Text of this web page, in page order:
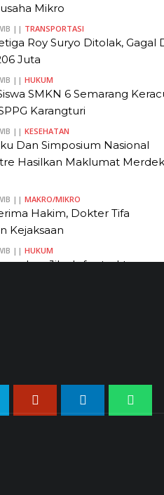
Mikro
|| TRANSPORTASI
Roy Suryo Ditolak, Gagal
Juta
|| HUKUM
SMKN 6 Semarang
Karangturi
|| KESEHATAN
Dan Simposium Nasional
Hasilkan Maklumat
|| MAKRO/MIKRO
Hakim, Dokter Tifa
Kejaksaan
|| HUKUM
Iran Jika Infrastruktur
Nasional
|| PENDIDIKAN